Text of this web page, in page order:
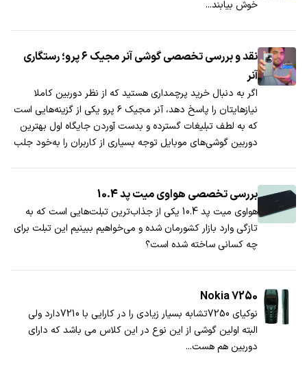
خوش بیابند...
نقد و بررسی تخصصی گوشی آنر مجیک ۶ پرو؛ رستگاری
آنر
اگر به دنبال خرید پرچمداری هستید که از نظر دوربین کاملا
نیازهایتان را پاسخ دهد، آنر مجیک ۶ پرو یکی از گزینه‌هایی است
که به لطف تبلیغات گسترده و بدست آوردن جایگاه اول بهترین
دوربین گوشی‌های موبایل توجه بسیاری از کاربران را به‌خود جلب
بررسی تخصصی هواوی میت پد 10.4
هواوی میت پد 10.4 یکی از جذاب‌ترین تبلت‌هایی است که به
تازگی وارد بازار کشورمان شده و می‌خواهیم ببینیم این تبلت برای
چه کسانی ساخته شده است؟
Nokia 7250
نوكیای 7250تشابه بسیار زیادی را در كارایی با 7210دارد ولی
البته اولین گوشی از این نوع در این كلاس می باشد كه دارای
دوربین هم هست...